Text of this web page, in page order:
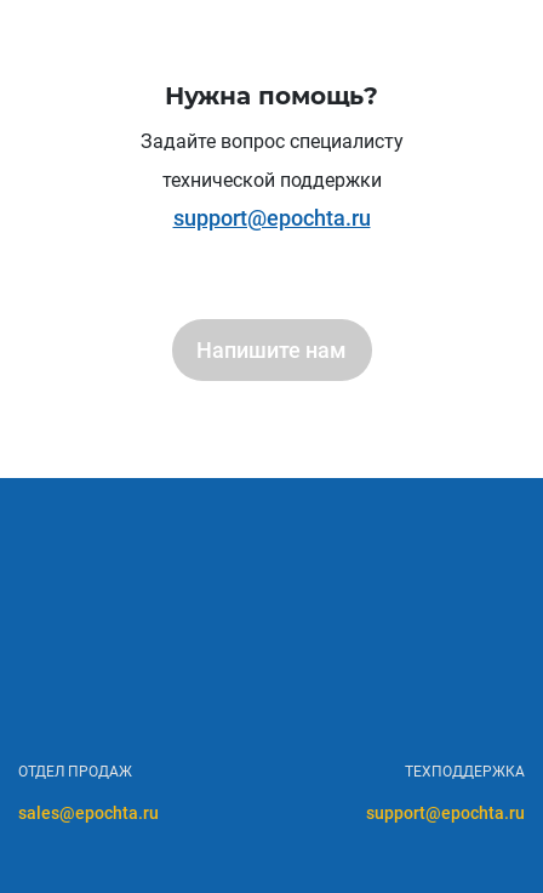
Нужна помощь?
Задайте вопрос специалисту
технической поддержки
support@epochta.ru
Напишите нам
ОТДЕЛ ПРОДАЖ
sales@epochta.ru
ТЕХПОДДЕРЖКА
support@epochta.ru